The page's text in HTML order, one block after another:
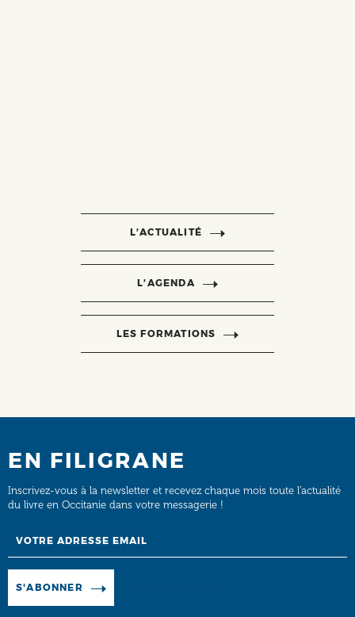
L’ACTUALITÉ
L’AGENDA
LES FORMATIONS
EN FILIGRANE
Inscrivez-vous à la newsletter et recevez chaque mois toute l’actualité
du livre en Occitanie dans votre messagerie !
S'ABONNER